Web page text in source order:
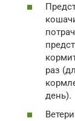
раз
день).